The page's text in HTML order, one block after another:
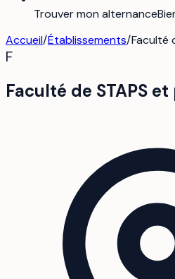
Trouver mon alternance
Accueil/Établissements/Faculté
F
Faculté de STAPS